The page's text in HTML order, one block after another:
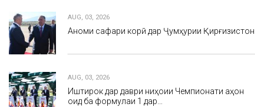
AUG, 03, 2026
Анҷоми сафари корӣ дар Ҷумҳурии Қирғизистон
AUG, 03, 2026
Иштирок дар даври ниҳоии Чемпионати ҷаҳон
оид ба формулаи 1 дар…